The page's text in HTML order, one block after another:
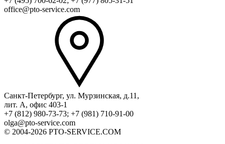
office@pto-service.com
Санкт-Петербург, ул. Мурзинская, д.11,
лит. А, офис 403-1
+7 (812) 980-73-73; +7 (981) 710-91-00
olga@pto-service.com
© 2004-2026 PTO-SERVICE.COM